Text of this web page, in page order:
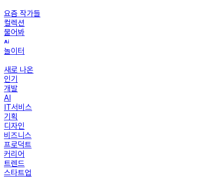
요즘 작가들
컬렉션
물어봐
놀이터
새로 나온
인기
개발
AI
IT서비스
기획
디자인
비즈니스
프로덕트
커리어
트렌드
스타트업